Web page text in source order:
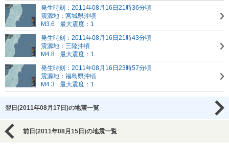
発生時刻：2011年08月16日21時36分頃
震源地：宮城県沖頃
M3.6
最大震度：1
発生時刻：2011年08月16日21時43分頃
震源地：三陸沖頃
M4.8
最大震度：1
発生時刻：2011年08月16日23時57分頃
震源地：福島県沖頃
M4.3
最大震度：1
翌日(2011年08月17日)の地震一覧
前日(2011年08月15日)の地震一覧